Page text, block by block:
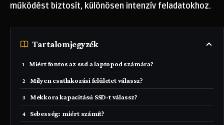
működést biztosít, különösen intenzív feladatokhoz.
Tartalomjegyzék
Miért fontos az ssd a laptopod számára?
Milyen csatlakozási felületet válassz?
Mekkora kapacitású SSD-t válassz?
Sebesség: miért számít?